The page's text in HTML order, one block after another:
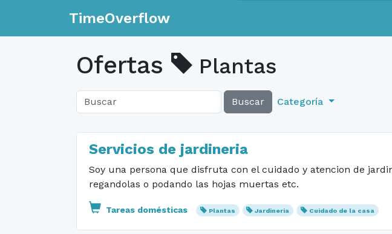
TimeOverflow
Ofertas Plantas
Buscar Categoría
Servicios de jardineria
Soy una persona que disfruta con el cuidado y atencion de
regandolas o podando las hojas muertas etc.
Tareas domésticas Plantas Jardineria Cuidado de la casa